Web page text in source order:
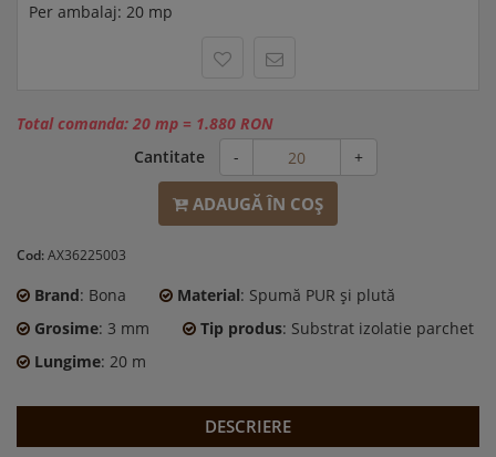
Per ambalaj: 20 mp
Total comanda: 20 mp = 1.880 RON
Cantitate
- +
ADAUGĂ ÎN COŞ
Cod:AX36225003
Brand: Bona Material: Spumă PUR și plută
Grosime: 3 mm Tip produs: Substrat izolatie parchet
Lungime: 20 m
DESCRIERE